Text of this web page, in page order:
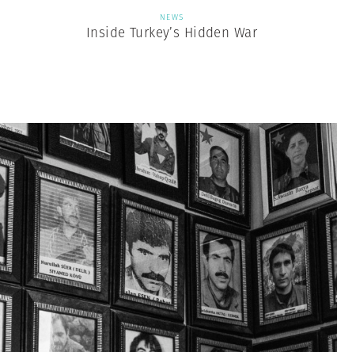
NEWS
Inside Turkey’s Hidden War